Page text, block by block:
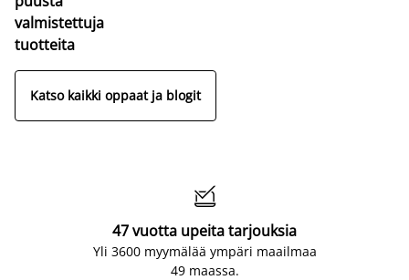
valmistettuja
tuotteita
Katso kaikki oppaat ja blogit

47 vuotta upeita tarjouksia
Yli 3600 myymälää ympäri maailmaa
49 maassa.